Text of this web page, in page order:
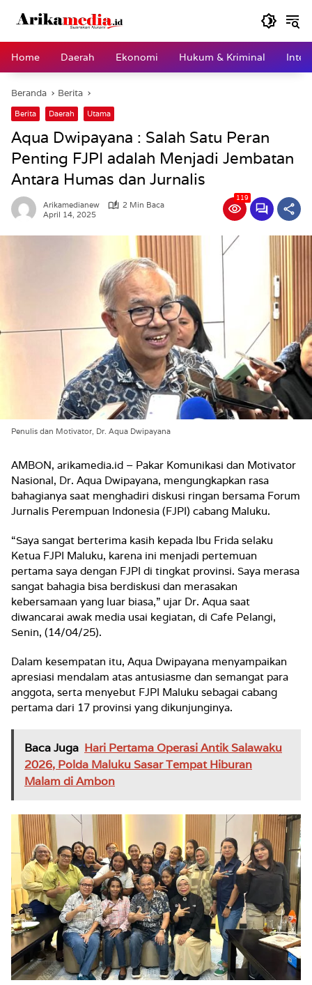
Home
Daerah Ekonomi Hukum & Kriminal
Beranda Berita
Berita Daerah Utama
Aqua Dwipayana : Salah Satu Peran
Penting FJPI adalah Menjadi Jembatan
Antara Humas dan Jurnalis
Arikamedianew
2 Min Baca
April 14, 2025
119
Penulis dan Motivator, Dr. Aqua Dwipayana
AMBON, arikamedia.id – Pakar Komunikasi dan Motivator
Nasional, Dr. Aqua Dwipayana, mengungkapkan rasa
bahagianya saat menghadiri diskusi ringan bersama Forum
Jurnalis Perempuan Indonesia (FJPI) cabang Maluku.
“Saya sangat berterima kasih kepada Ibu Frida selaku
Ketua FJPI Maluku, karena ini menjadi pertemuan
pertama saya dengan FJPI di tingkat provinsi. Saya merasa
sangat bahagia bisa berdiskusi dan merasakan
kebersamaan yang luar biasa,” ujar Dr. Aqua saat
diwancarai awak media usai kegiatan, di Cafe Pelangi,
Senin, (14/04/25).
Dalam kesempatan itu, Aqua Dwipayana menyampaikan
apresiasi mendalam atas antusiasme dan semangat para
anggota, serta menyebut FJPI Maluku sebagai cabang
pertama dari 17 provinsi yang dikunjunginya.
Baca Juga Hari Pertama Operasi Antik Salawaku
2026, Polda Maluku Sasar Tempat Hiburan
Malam di Ambon